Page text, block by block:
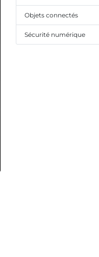
Objets connectés
Sécurité numérique